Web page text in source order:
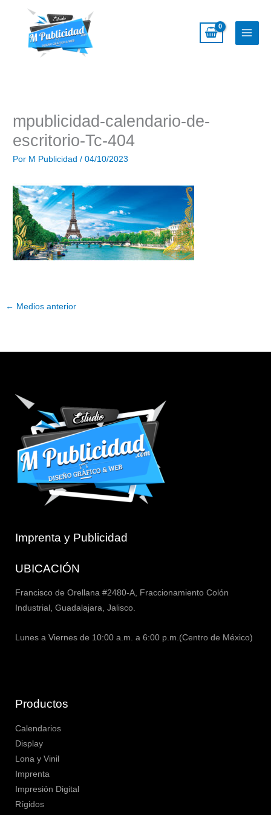
contenido
mpublicidad-calendario-de-
escritorio-Tc-404
Por M Publicidad/04/10/2023
← Medios anterior
Imprenta y Publicidad
UBICACIÓN
Francisco de Orellana #2480-A, Fraccionamiento Colón
Industrial, Guadalajara, Jalisco.
Lunes a Viernes de 10:00 a.m. a 6:00 p.m.(Centro de México)
Productos
Calendarios
Display
Lona y Vinil
Imprenta
Impresión Digital
Rígidos